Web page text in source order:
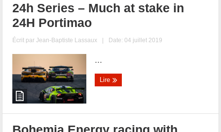
24h Series – Much at stake in
24H Portimao
Écrit parJean-Baptiste Lassaux | Date: 04 juillet 2019
...
Lire